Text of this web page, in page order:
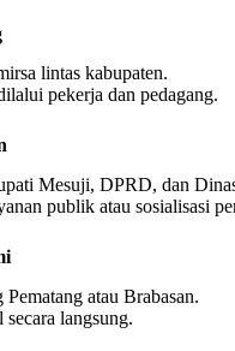
lintas kabupaten.
pekerja dan pedagang.
Mesuji, DPRD, dan
publik atau sosialisasi
atau Brabasan.
langsung.